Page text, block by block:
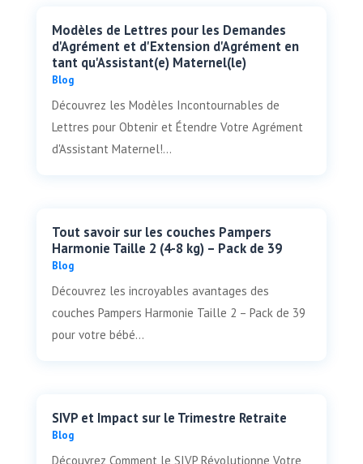
Modèles de Lettres pour les Demandes
d'Agrément et d'Extension d'Agrément en
tant qu'Assistant(e) Maternel(le)
Blog
Découvrez les Modèles Incontournables de
Lettres pour Obtenir et Étendre Votre Agrément
d'Assistant Maternel!...
Tout savoir sur les couches Pampers
Harmonie Taille 2 (4-8 kg) – Pack de 39
Blog
Découvrez les incroyables avantages des
couches Pampers Harmonie Taille 2 – Pack de 39
pour votre bébé...
SIVP et Impact sur le Trimestre Retraite
Blog
Découvrez Comment le SIVP Révolutionne Votre